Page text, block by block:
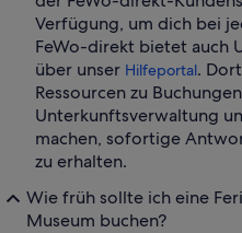
Verfügung, um dich bei
FeWo-direkt bietet auch
über unser Hilfeportal.
Ressourcen zu
Unterkunftsverwaltung
machen, sofortige
zu erhalten.
Wie früh sollte ich eine
Museum buchen?